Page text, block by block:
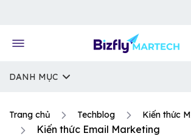
DANH MỤC
Trang chủ Techblog Kiến thức
Kiến thức Email Marketing